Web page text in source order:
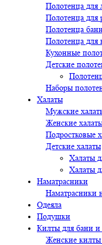
Полотенца для
Полотенца для
Полотенца
Полотенца для
Кухонные
Детские
Наборы
Халаты
Мужские
Женские
Подростковые
Детские халаты
Халаты
Халаты
Наматрасники
Наматрасники
Одеяла
Подушки
Килты для бани и
Женские